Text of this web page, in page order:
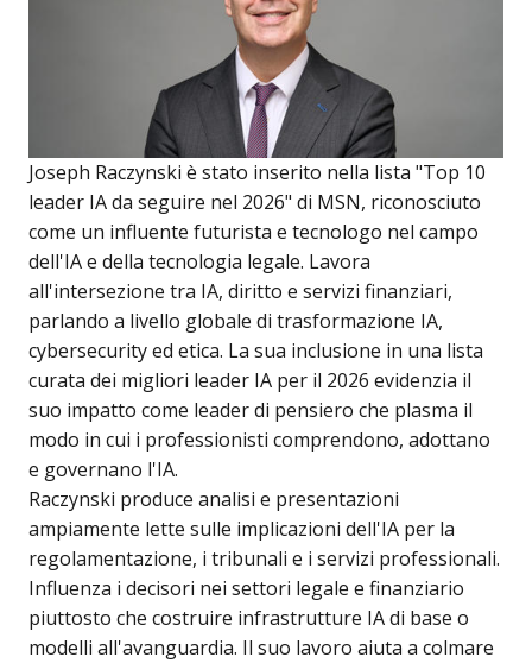
Joseph Raczynski è stato inserito nella lista "Top 10
leader IA da seguire nel 2026" di MSN, riconosciuto
come un influente futurista e tecnologo nel campo
dell'IA e della tecnologia legale. Lavora
all'intersezione tra IA, diritto e servizi finanziari,
parlando a livello globale di trasformazione IA,
cybersecurity ed etica. La sua inclusione in una lista
curata dei migliori leader IA per il 2026 evidenzia il
suo impatto come leader di pensiero che plasma il
modo in cui i professionisti comprendono, adottano
e governano l'IA.
Raczynski produce analisi e presentazioni
ampiamente lette sulle implicazioni dell'IA per la
regolamentazione, i tribunali e i servizi professionali.
Influenza i decisori nei settori legale e finanziario
piuttosto che costruire infrastrutture IA di base o
modelli all'avanguardia. Il suo lavoro aiuta a colmare